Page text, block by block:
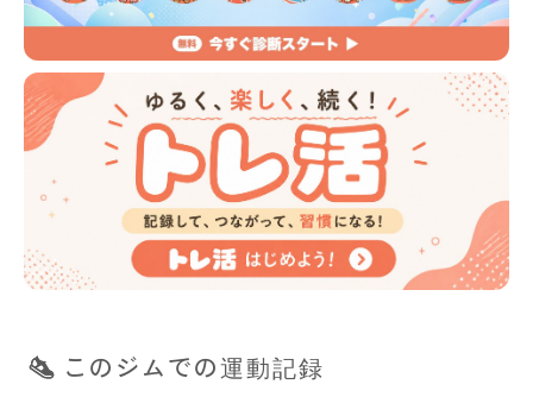
このジムでの運動記録